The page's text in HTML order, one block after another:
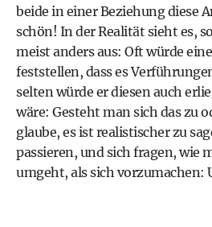
beide in einer Beziehung diese
schön! In der Realität sieht es,
meist anders aus: Oft würde
feststellen, dass es
selten würde er diesen auch
wäre: Gesteht man sich das zu
glaube, es ist realistischer zu
passieren, und sich fragen, wie
umgeht, als sich vorzumachen: